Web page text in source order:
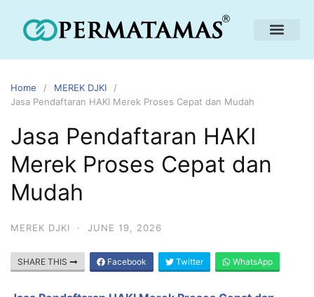
Home
MEREK DJKI
Jasa Pendaftaran HAKI Merek Proses Cepat dan Mudah
Jasa Pendaftaran HAKI
Merek Proses Cepat dan
Mudah
MEREK DJKI · JUNE 19, 2026
SHARE THIS Facebook Twitter WhatsApp